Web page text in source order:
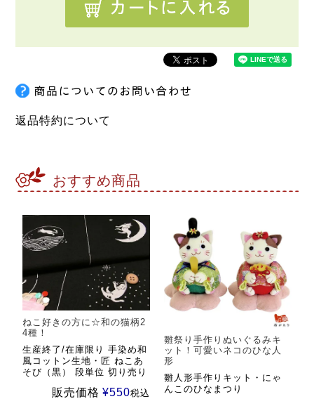
返品特約について
おすすめ商品
ねこ好きの方に☆和の猫柄2
4種！
生産終了/在庫限り 手染め和
風コットン生地・匠 ねこあ
そび（黒） 段単位 切り売り
販売価格 ¥550税込
雛祭り手作りぬいぐるみキ
ット！可愛いネコのひな人
形
雛人形手作りキット・にゃ
んこのひなまつり